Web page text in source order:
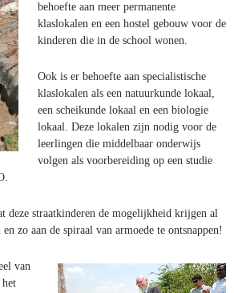
behoefte aan meer permanente
klaslokalen en een hostel gebouw voor de
kinderen die in de school wonen.
Ook is er behoefte aan specialistische
klaslokalen als een natuurkunde lokaal,
een scheikunde lokaal en een biologie
lokaal. Deze lokalen zijn nodig voor de
leerlingen die middelbaar onderwijs
volgen als voorbereiding op een studie
deze straatkinderen de mogelijkheid krijgen al
zo aan de spiraal van armoede te ontsnappen!
van